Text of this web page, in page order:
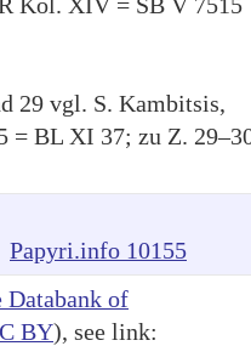
29 vgl. S. Kambitsis,
= BL XI 37; zu Z.
Papyri.info 10155
Databank of
BY), see link: